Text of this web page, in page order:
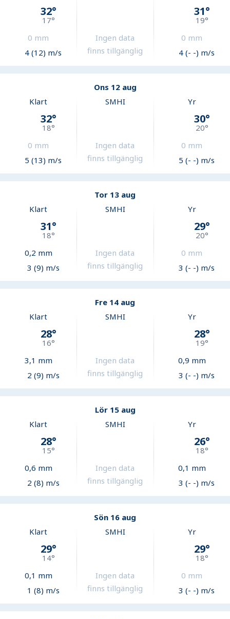
32°
17°
0 mm
4 (12) m/s
Ingen data
finns tillgänglig
31°
19°
0 mm
4 (- -) m/s
Ons 12 aug
Klart
32°
18°
0 mm
5 (13) m/s
SMHI
Ingen data
finns tillgänglig
Yr
30°
20°
0 mm
5 (- -) m/s
Tor 13 aug
Klart
31°
18°
0,2 mm
3 (9) m/s
SMHI
Ingen data
finns tillgänglig
Yr
29°
20°
0 mm
3 (- -) m/s
Fre 14 aug
Klart
28°
16°
3,1 mm
2 (9) m/s
SMHI
Ingen data
finns tillgänglig
Yr
28°
19°
0,9 mm
3 (- -) m/s
Lör 15 aug
Klart
28°
15°
0,6 mm
2 (8) m/s
SMHI
Ingen data
finns tillgänglig
Yr
26°
18°
0,1 mm
3 (- -) m/s
Sön 16 aug
Klart
29°
14°
0,1 mm
1 (8) m/s
SMHI
Ingen data
finns tillgänglig
Yr
29°
18°
0 mm
3 (- -) m/s